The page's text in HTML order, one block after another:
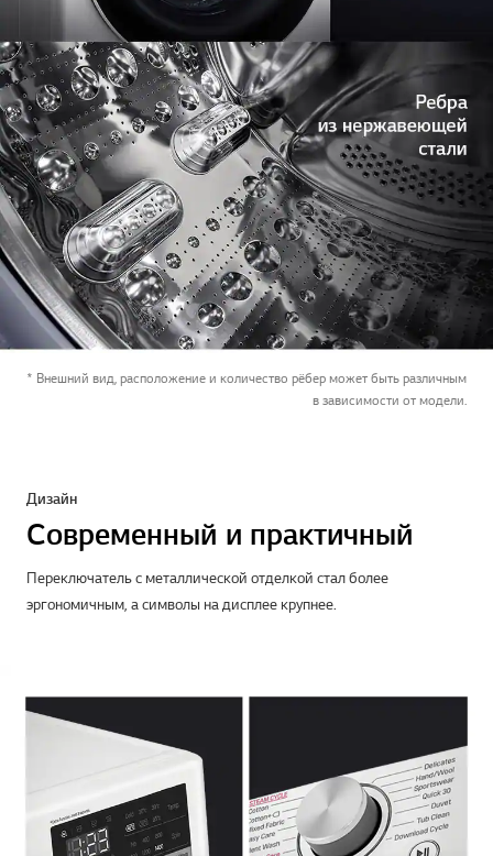
* Внешний вид, расположение и количество рёбер может быть различным
в зависимости от модели.
Дизайн
Современный и практичный
Переключатель с металлической отделкой стал более
эргономичным, а символы на дисплее крупнее.